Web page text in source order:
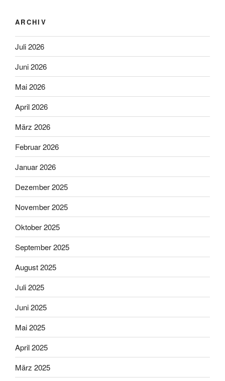
ARCHIV
Juli 2026
Juni 2026
Mai 2026
April 2026
März 2026
Februar 2026
Januar 2026
Dezember 2025
November 2025
Oktober 2025
September 2025
August 2025
Juli 2025
Juni 2025
Mai 2025
April 2025
März 2025